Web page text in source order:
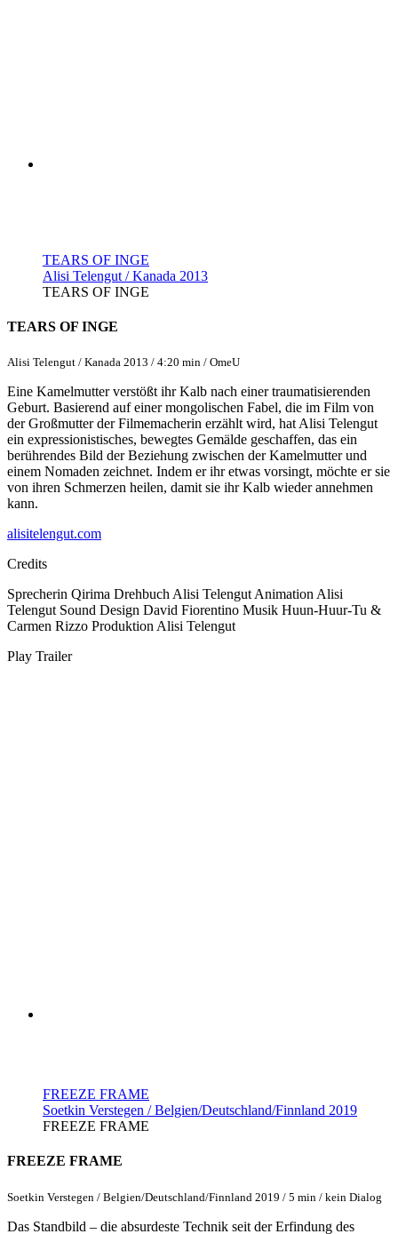
TEARS OF INGE
Alisi Telengut / Kanada 2013
TEARS OF INGE
TEARS OF INGE
Alisi Telengut / Kanada 2013 / 4:20 min / OmeU
Eine Kamelmutter verstößt ihr Kalb nach einer traumatisierenden
Geburt. Basierend auf einer mongolischen Fabel, die im Film von
der Großmutter der Filmemacherin erzählt wird, hat Alisi Telengut
ein expressionistisches, bewegtes Gemälde geschaffen, das ein
berührendes Bild der Beziehung zwischen der Kamelmutter und
einem Nomaden zeichnet. Indem er ihr etwas vorsingt, möchte er sie
von ihren Schmerzen heilen, damit sie ihr Kalb wieder annehmen
kann.
alisitelengut.com
Credits
Sprecherin Qirima Drehbuch Alisi Telengut Animation Alisi
Telengut Sound Design David Fiorentino Musik Huun-Huur-Tu &
Carmen Rizzo Produktion Alisi Telengut
Play Trailer
FREEZE FRAME
Soetkin Verstegen / Belgien/Deutschland/Finnland 2019
FREEZE FRAME
FREEZE FRAME
Soetkin Verstegen / Belgien/Deutschland/Finnland 2019 / 5 min / kein Dialog
Das Standbild – die absurdeste Technik seit der Erfindung des